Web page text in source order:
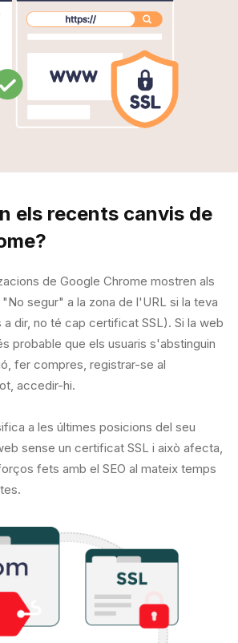
els recents canvis de
de Google Chrome mostren als
segur" a la zona de l'URL si la teva
dir, no té cap certificat SSL). Si la web
probable que els usuaris s'abstinguin
fer compres, registrar-se al
accedir-hi.
a les últimes posicions del seu
sense un certificat SSL i això afecta,
fets amb el SEO al mateix temps